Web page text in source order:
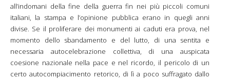
all’indomani della fine della guerra fin nei più piccoli comuni
italiani, la stampa e l’opinione pubblica erano in quegli anni
divise. Se il proliferare dei monumenti ai caduti era prova, nel
momento dello sbandamento e del lutto, di una sentita e
necessaria autocelebrazione collettiva, di una auspicata
coesione nazionale nella pace e nel ricordo, il pericolo di un
certo autocompiacimento retorico, di lì a poco suffragato dallo